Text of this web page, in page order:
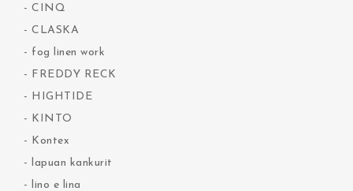
CINQ
CLASKA
fog linen work
FREDDY RECK
HIGHTIDE
KINTO
Kontex
lapuan kankurit
lino e lina